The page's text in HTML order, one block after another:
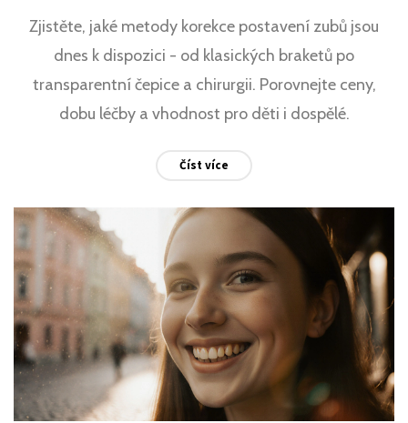
Zjistěte, jaké metody korekce postavení zubů jsou
dnes k dispozici - od klasických braketů po
transparentní čepice a chirurgii. Porovnejte ceny,
dobu léčby a vhodnost pro děti i dospělé.
Číst více